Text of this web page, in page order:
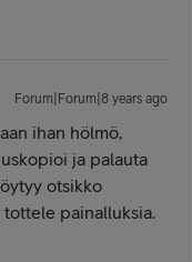
Forum|Forum|8 years ago
ihan hölmö,
ja palauta
otsikko
tottele painalluksia.